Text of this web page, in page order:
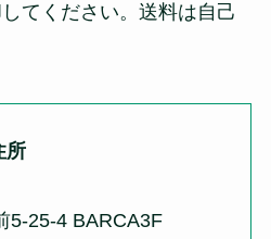
てください。送料は自己
所
5-25-4 BARCA3F